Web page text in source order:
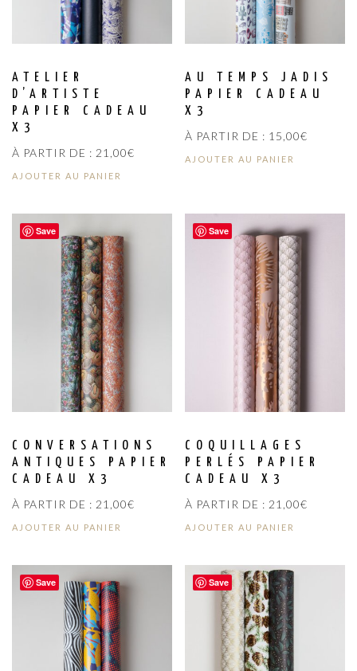
ATELIER
D’ARTISTE
PAPIER CADEAU
X3
À PARTIR DE : 21,00€
AJOUTER AU PANIER
AU TEMPS JADIS
PAPIER CADEAU
X3
À PARTIR DE : 15,00€
AJOUTER AU PANIER
Save
CONVERSATIONS
ANTIQUES PAPIER
CADEAU X3
À PARTIR DE : 21,00€
AJOUTER AU PANIER
Save
COQUILLAGES
PERLÉS PAPIER
CADEAU X3
À PARTIR DE : 21,00€
AJOUTER AU PANIER
Save Save